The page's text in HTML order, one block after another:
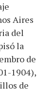
Aires
del
la
de
1904),
de